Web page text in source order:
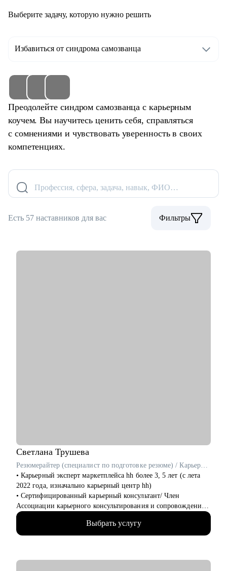
Выберите задачу, которую нужно решить
Избавиться от синдрома самозванца
Преодолейте синдром самозванца с карьерным
коучем. Вы научитесь ценить себя, справляться
с сомнениями и чувствовать уверенность в своих
компетенциях.
Профессия, сфера, задача, навык, ФИО…
Есть 57 наставников для вас Фильтры
Светлана Трушева
Резюмерайтер (специалист по подготовке резюме) / Карьерный консультант / Профориентолог
• Карьерный эксперт маркетплейса hh более 3, 5 лет (с лета
2022 года, изначально карьерный центр hh)
• Cертифицированный карьерный консультант/ Член
Ассоциации карьерного консультирования и сопровождения
• Помогаю построить карьерный план и определиться с
направлением деятельности, создаю сильные резюме, делаю
Вашу подготовку к собеседованию уверенной и понятной
Выбрать услугу